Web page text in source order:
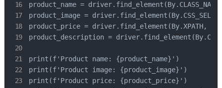
product_name =
product_image =
product_price = driver.find_element(By.XPATH,
product_description =
print(f'Product name: {product_name}')
print(f'Product image: {product_image}')
print(f'Product price: {product_price}')